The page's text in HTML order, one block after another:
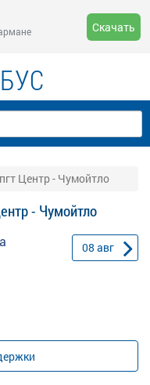
Скачать
Центр - Чумойтло
- Чумойтло
08 авг